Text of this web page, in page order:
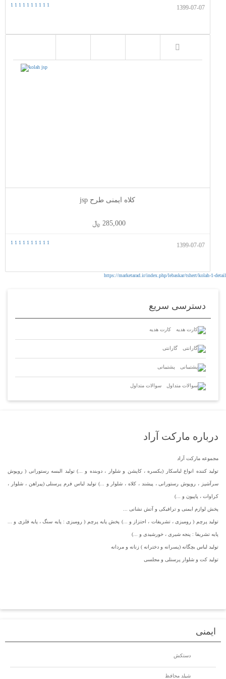
1399-07-07
1
1
1
1
1
1
1
1
1
1
کلاه ایمنی طرح jsp
285,000 ﷼
1399-07-07
1
1
1
1
1
1
1
1
1
1
https://marketarad.ir/index.php/lebaskar/tshert/kolah-1-detail
دسترسی سریع
کارت هدیه
گارانتی
پشتیبانی
سوالات متداول
درباره مارکت آراد
مجموعه مارکت آراد
تولید کننده انواع لباسکار (یکسره ، کاپشن و شلوار ، دوبنده و ...) تولید البسه رستورانی ( روپوش
سرآشپز ، روپوش رستورانی ، پیشند ، کلاه ، شلوار و ...) تولید لباس فرم پرسنلی (پیراهن ، شلوار ،
کراوات ، پاپیون و ...)
پخش لوازم ایمنی و ترافیکی و آتش نشانی ...
تولید پرچم ( رومیزی ، تشریفات ، احتزاز و ...) پخش پایه پرچم ( رومیزی : پایه سنگ ، پایه فلزی و ...
پایه تشریفا : پنجه شیری ، خورشیدی و ...)
تولید لباس بچگانه (پسرانه و دخترانه ) زنانه و مردانه
تولید کت و شلوار پرسنلی و مجلسی
ایمنی
دستکش
شیلد محافظ